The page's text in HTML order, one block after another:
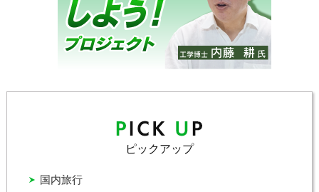
ピックアップ
国内旅行